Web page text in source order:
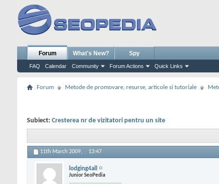
Forum
FAQ Calendar Community Forum Actions Quick Links
What's New? Spy
Forum Metode de promovare, resurse, articole si tutoriale
Subiect: Cresterea nr de vizitatori pentru un site
11th March 2009, 13:47
lodging4all
Junior SeoPedia